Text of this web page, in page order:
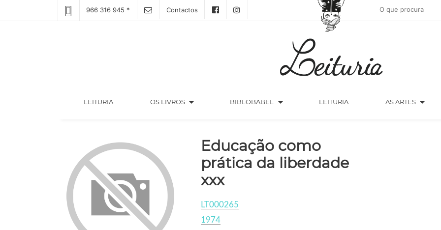
966 316 945 * Contactos
LEITURIA(CURRENT) OS LIVROS arrow_drop_down BIBLOBABEL arrow_drop_down LEITURIA AS ARTES arrow_drop_down
Educação como
prática da liberdade
xxx
LT000265
1974